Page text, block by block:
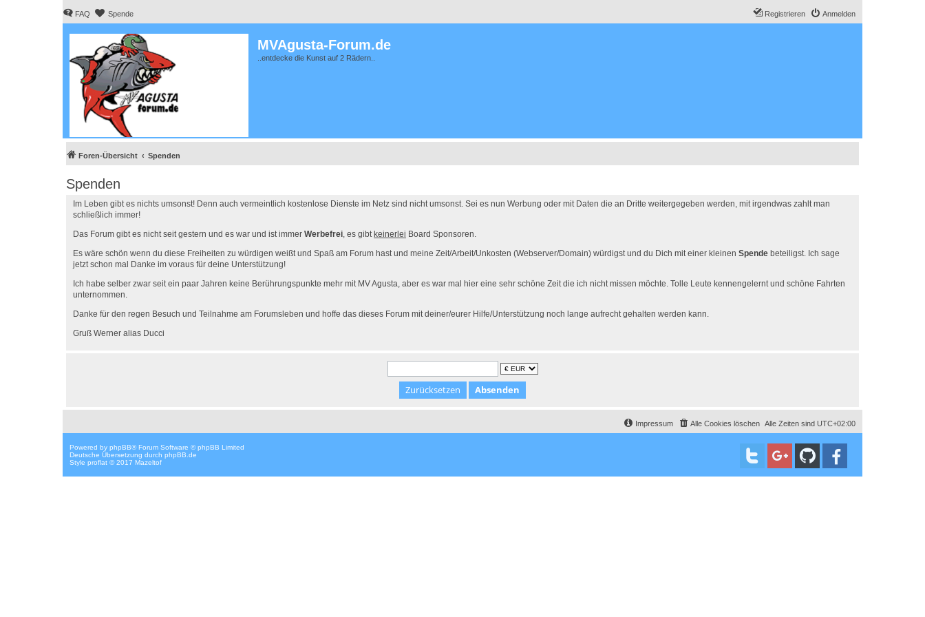
FAQ Spende Anmelden
Registrieren
MVAgusta-Forum.de
..entdecke die Kunst auf 2 Rädern..
Foren-Übersicht Spenden
Spenden
Im Leben gibt es nichts umsonst! Denn auch vermeintlich kostenlose Dienste im Netz sind nicht umsonst. Sei es nun Werbung oder mit Daten die an Dritte weitergegeben werden, mit irgendwas zahlt man
schließlich immer!
Das Forum gibt es nicht seit gestern und es war und ist immer Werbefrei, es gibt keinerlei Board Sponsoren.
Es wäre schön wenn du diese Freiheiten zu würdigen weißt und Spaß am Forum hast und meine Zeit/Arbeit/Unkosten (Webserver/Domain) würdigst und du Dich mit einer kleinen Spende beteiligst. Ich sage
jetzt schon mal Danke im voraus für deine Unterstützung!
Ich habe selber zwar seit ein paar Jahren keine Berührungspunkte mehr mit MV Agusta, aber es war mal hier eine sehr schöne Zeit die ich nicht missen möchte. Tolle Leute kennengelernt und schöne Fahrten
unternommen.
Danke für den regen Besuch und Teilnahme am Forumsleben und hoffe das dieses Forum mit deiner/eurer Hilfe/Unterstützung noch lange aufrecht gehalten werden kann.
Gruß Werner alias Ducci
Alle Zeiten sind UTC+02:00
Alle Cookies löschen
Impressum
Powered by phpBB® Forum Software © phpBB Limited
Deutsche Übersetzung durch phpBB.de
Style proflat © 2017 Mazeltof